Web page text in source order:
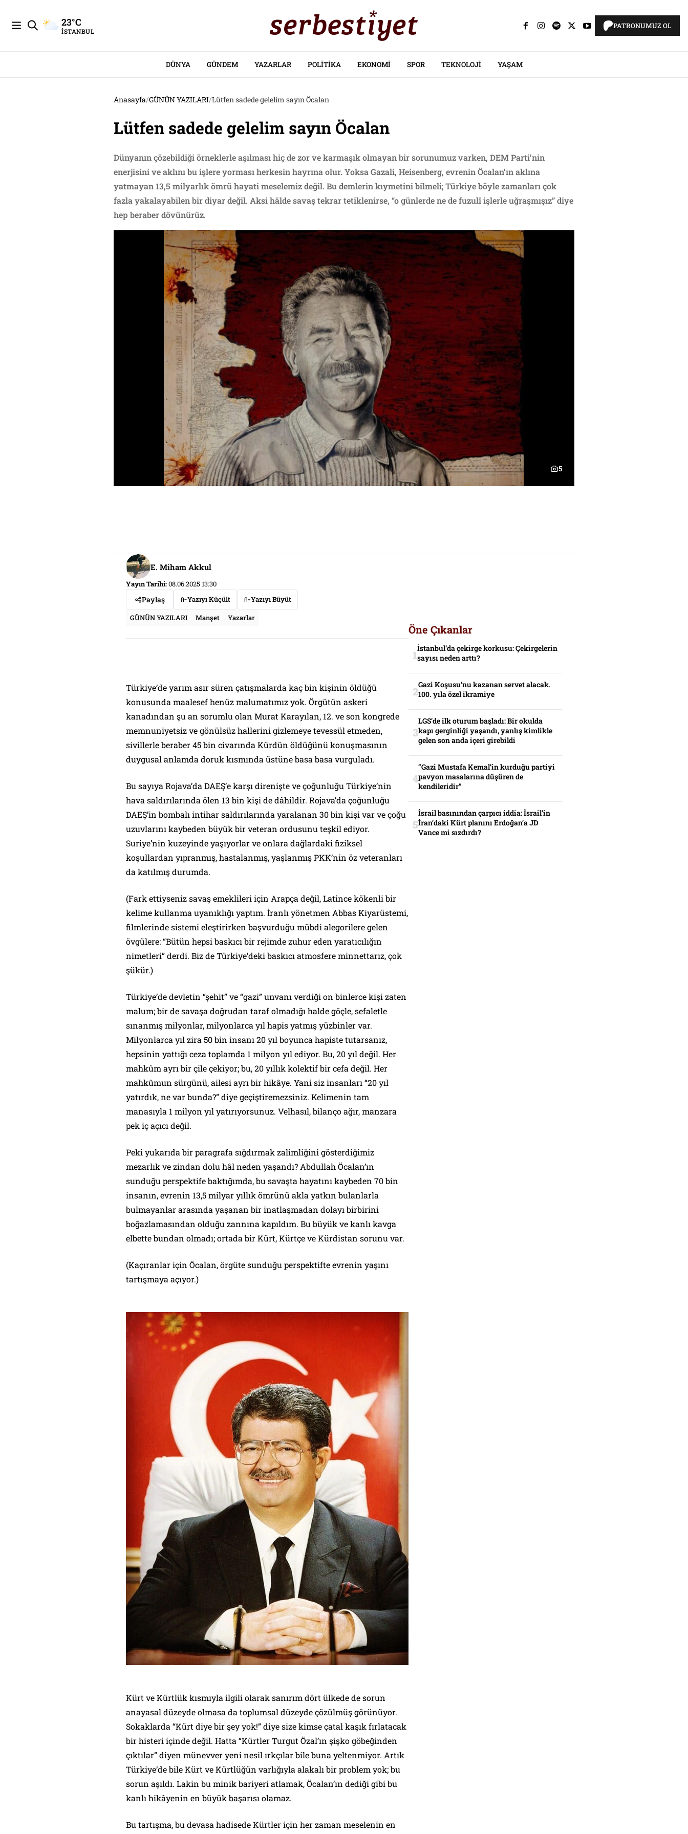
23°C
İSTANBUL
PATRONUMUZ OL
DÜNYA GÜNDEM YAZARLAR POLITIKA EKONOMI SPOR TEKNOLOJI YAŞAM
Anasayfa/GÜNÜN YAZILARI/Lütfen sadede gelelim sayın Öcalan
Lütfen sadede gelelim sayın Öcalan
Dünyanın çözebildiği örneklerle aşılması hiç de zor ve karmaşık olmayan bir sorunumuz varken, DEM Parti’nin
enerjisini ve aklını bu işlere yorması herkesin hayrına olur. Yoksa Gazali, Heisenberg, evrenin Öcalan’ın aklına
yatmayan 13,5 milyarlık ömrü hayati meselemiz değil. Bu demlerin kıymetini bilmeli; Türkiye böyle zamanları çok
fazla yakalayabilen bir diyar değil. Aksi hâlde savaş tekrar tetiklenirse, “o günlerde ne de fuzulî işlerle uğraşmışız” diye
hep beraber dövünürüz.
5
E. Miham Akkul
Yayın Tarihi:08.06.2025 13:30
Paylaş Yazıyı Küçült
Yazıyı Büyüt
GÜNÜN YAZILARI
Manşet Yazarlar
Türkiye’de yarım asır süren çatışmalarda kaç bin kişinin öldüğü
konusunda maalesef henüz malumatımız yok. Örgütün askeri
kanadından şu an sorumlu olan Murat Karayılan, 12. ve son kongrede
memnuniyetsiz ve gönülsüz hallerini gizlemeye tevessül etmeden,
sivillerle beraber 45 bin civarında Kürdün öldüğünü konuşmasının
duygusal anlamda doruk kısmında üstüne basa basa vurguladı.
Bu sayıya Rojava’da DAEŞ’e karşı direnişte ve çoğunluğu Türkiye’nin
hava saldırılarında ölen 13 bin kişi de dâhildir. Rojava’da çoğunluğu
DAEŞ’in bombalı intihar saldırılarında yaralanan 30 bin kişi var ve çoğu
uzuvlarını kaybeden büyük bir veteran ordusunu teşkil ediyor.
Suriye’nin kuzeyinde yaşıyorlar ve onlara dağlardaki fiziksel
koşullardan yıpranmış, hastalanmış, yaşlanmış PKK’nin öz veteranları
da katılmış durumda.
(Fark ettiyseniz savaş emeklileri için Arapça değil, Latince kökenli bir
kelime kullanma uyanıklığı yaptım. İranlı yönetmen Abbas Kiyarüstemi,
filmlerinde sistemi eleştirirken başvurduğu mübdi alegorilere gelen
övgülere: “Bütün hepsi baskıcı bir rejimde zuhur eden yaratıcılığın
nimetleri” derdi. Biz de Türkiye’deki baskıcı atmosfere minnettarız, çok
şükür.)
Türkiye’de devletin “şehit” ve “gazi” unvanı verdiği on binlerce kişi zaten
malum; bir de savaşa doğrudan taraf olmadığı halde göçle, sefaletle
sınanmış milyonlar, milyonlarca yıl hapis yatmış yüzbinler var.
Milyonlarca yıl zira 50 bin insanı 20 yıl boyunca hapiste tutarsanız,
hepsinin yattığı ceza toplamda 1 milyon yıl ediyor. Bu, 20 yıl değil. Her
mahkûm ayrı bir çile çekiyor; bu, 20 yıllık kolektif bir cefa değil. Her
mahkûmun sürgünü, ailesi ayrı bir hikâye. Yani siz insanları “20 yıl
yatırdık, ne var bunda?” diye geçiştiremezsiniz. Kelimenin tam
manasıyla 1 milyon yıl yatırıyorsunuz. Velhasıl, bilanço ağır, manzara
pek iç açıcı değil.
Peki yukarıda bir paragrafa sığdırmak zalimliğini gösterdiğimiz
mezarlık ve zindan dolu hâl neden yaşandı? Abdullah Öcalan’ın
sunduğu perspektife baktığımda, bu savaşta hayatını kaybeden 70 bin
insanın, evrenin 13,5 milyar yıllık ömrünü akla yatkın bulanlarla
bulmayanlar arasında yaşanan bir inatlaşmadan dolayı birbirini
boğazlamasından olduğu zannına kapıldım. Bu büyük ve kanlı kavga
elbette bundan olmadı; ortada bir Kürt, Kürtçe ve Kürdistan sorunu var.
(Kaçıranlar için Öcalan, örgüte sunduğu perspektifte evrenin yaşını
tartışmaya açıyor.)
Kürt ve Kürtlük kısmıyla ilgili olarak sanırım dört ülkede de sorun
anayasal düzeyde olmasa da toplumsal düzeyde çözülmüş görünüyor.
Sokaklarda “Kürt diye bir şey yok!” diye size kimse çatal kaşık fırlatacak
bir histeri içinde değil. Hatta “Kürtler Turgut Özal’ın şişko göbeğinden
çıktılar” diyen münevver yeni nesil ırkçılar bile buna yeltenmiyor. Artık
Türkiye’de bile Kürt ve Kürtlüğün varlığıyla alakalı bir problem yok; bu
sorun aşıldı. Lakin bu minik bariyeri atlamak, Öcalan’ın dediği gibi bu
kanlı hikâyenin en büyük başarısı olamaz.
Bu tartışma, bu devasa hadisede Kürtler için her zaman meselenin en
Öne Çıkanlar
İstanbul’da çekirge korkusu: Çekirgelerin
sayısı neden arttı?
Gazi Koşusu’nu kazanan servet alacak.
100. yıla özel ikramiye
LGS’de ilk oturum başladı: Bir okulda
kapı gerginliği yaşandı, yanlış kimlikle
gelen son anda içeri girebildi
“Gazi Mustafa Kemal’in kurduğu partiyi
pavyon masalarına düşüren de
kendileridir”
İsrail basınından çarpıcı iddia: İsrail’in
İran’daki Kürt planını Erdoğan’a JD
Vance mi sızdırdı?